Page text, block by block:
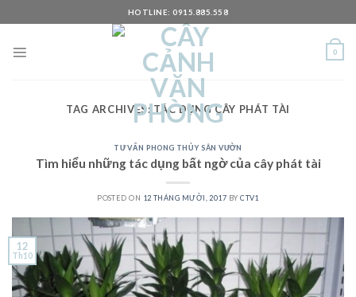
to
HOTLINE: 0915.885.558
0
TAG ARCHIVES: TÁC DỤNG CÂY PHÁT TÀI
TƯ VẤN PHONG THỦY SÂN VƯỜN
Tìm hiểu những tác dụng bất ngờ của cây phát tài
POSTED ON 12 THÁNG MƯỜI, 2017 BYCTV1
12
Th10